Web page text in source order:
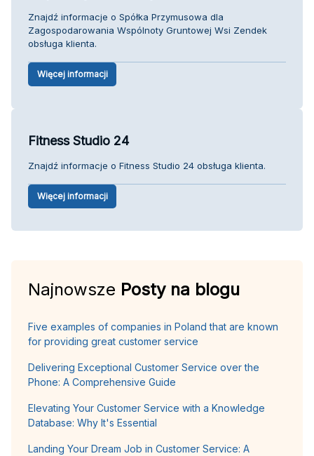
Znajdź informacje o Spółka Przymusowa dla
Zagospodarowania Wspólnoty Gruntowej Wsi Zendek
obsługa klienta.
Więcej informacji
Fitness Studio 24
Znajdź informacje o Fitness Studio 24 obsługa klienta.
Więcej informacji
Najnowsze Posty na blogu
Five examples of companies in Poland that are known
for providing great customer service
Delivering Exceptional Customer Service over the
Phone: A Comprehensive Guide
Elevating Your Customer Service with a Knowledge
Database: Why It's Essential
Landing Your Dream Job in Customer Service: A